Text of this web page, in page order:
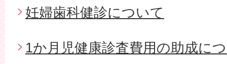
妊婦歯科健診について
1か月児健康診査費用の助成に